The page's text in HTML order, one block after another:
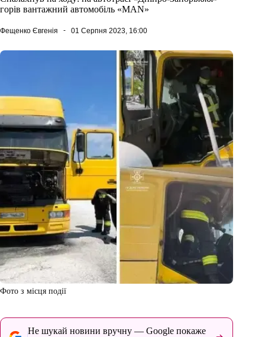
горів вантажний автомобіль «MAN»
Фещенко Євгенія 01 Серпня 2023, 16:00
Фото з місця події
Не шукай новини вручну — Google покаже